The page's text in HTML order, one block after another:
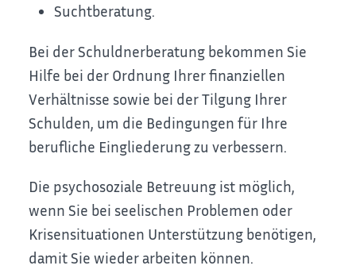
Suchtberatung.
Bei der Schuldnerberatung bekommen Sie
Hilfe bei der Ordnung Ihrer finanziellen
Verhältnisse sowie bei der Tilgung Ihrer
Schulden, um die Bedingungen für Ihre
berufliche Eingliederung zu verbessern.
Die psychosoziale Betreuung ist möglich,
wenn Sie bei seelischen Problemen oder
Krisensituationen Unterstützung benötigen,
damit Sie wieder arbeiten können.